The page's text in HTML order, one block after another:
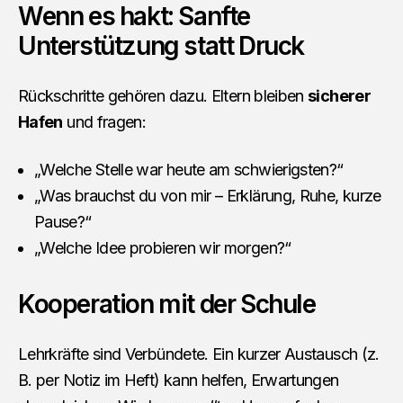
Wenn es hakt: Sanfte
Unterstützung statt Druck
Rückschritte gehören dazu. Eltern bleibensicherer
Hafen und fragen:
„Welche Stelle war heute am schwierigsten?“
„Was brauchst du von mir – Erklärung, Ruhe, kurze
Pause?“
„Welche Idee probieren wir morgen?“
Kooperation mit der Schule
Lehrkräfte sind Verbündete. Ein kurzer Austausch (z.
B. per Notiz im Heft) kann helfen, Erwartungen